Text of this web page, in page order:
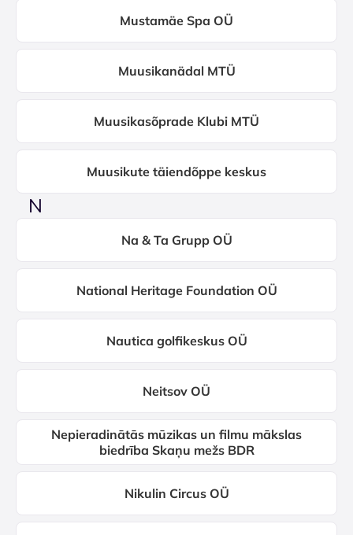
Mustamäe Spa OÜ
Muusikanädal MTÜ
Muusikasõprade Klubi MTÜ
Muusikute täiendõppe keskus
N
Na & Ta Grupp OÜ
National Heritage Foundation OÜ
Nautica golfikeskus OÜ
Neitsov OÜ
Nepieradinātās mūzikas un filmu mākslas
biedrība Skaņu mežs BDR
Nikulin Circus OÜ